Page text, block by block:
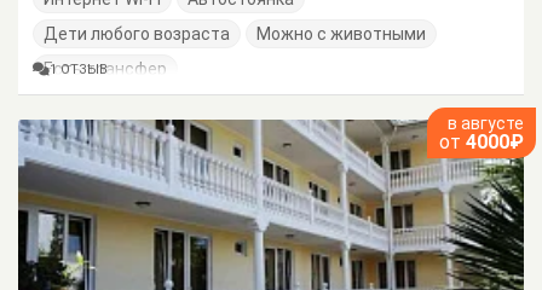
Дети любого возраста
Можно с животными
Есть трансфер
1 ОТЗЫВ
в августе
от 4000₽